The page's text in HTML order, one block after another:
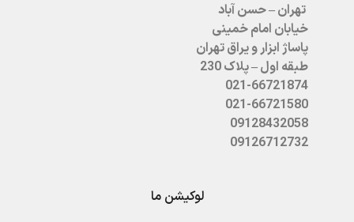
تهران – حسن آباد
خیابان امام خمینی
پاساژ ابزار و یراق تهران
طبقه اول – پلاک 230
021-66721874
021-66721580
09128432058
09126712732
لوکیشن ما